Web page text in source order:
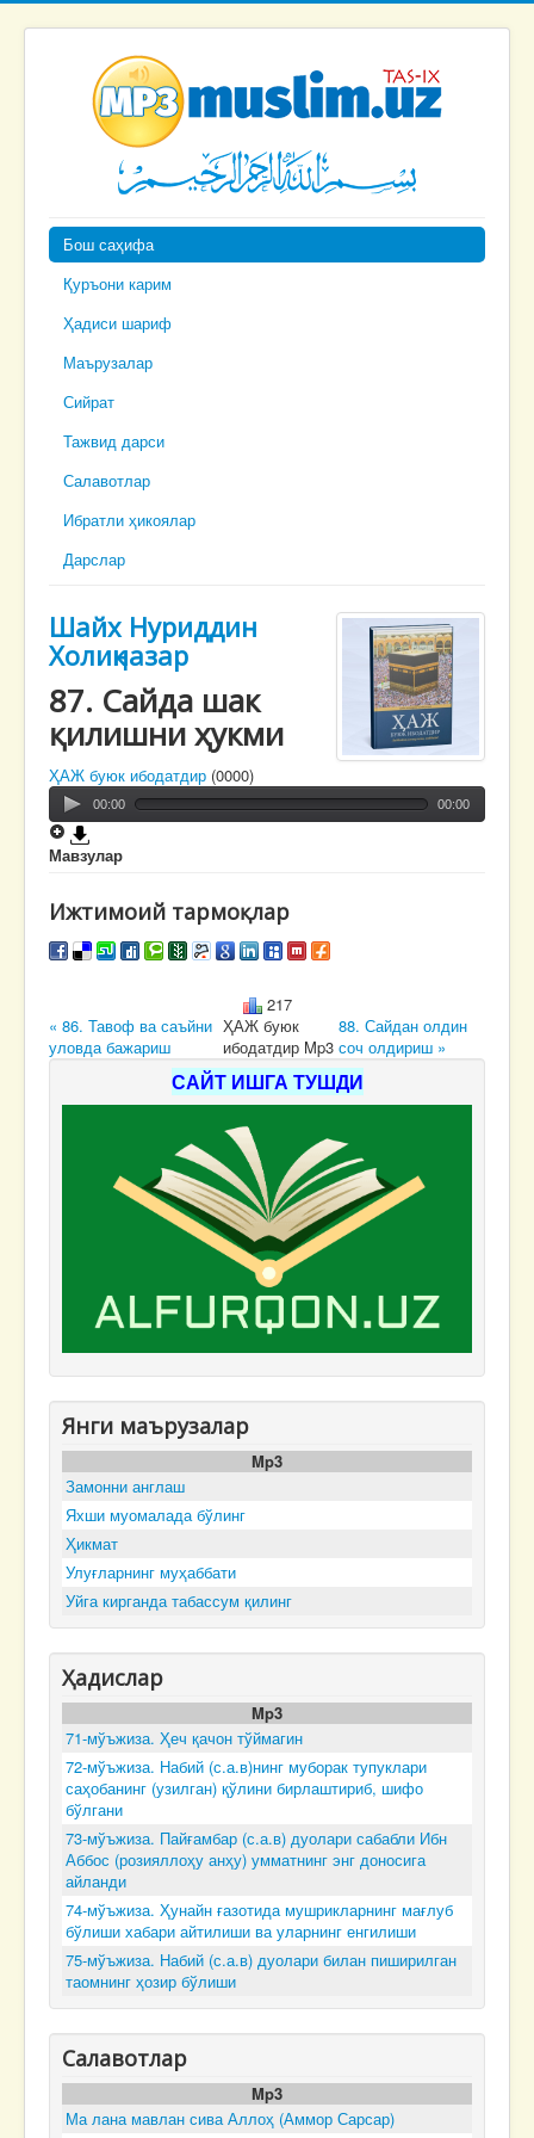
Бош саҳифа
Қуръони карим
Ҳадиси шариф
Маърузалар
Сийрат
Тажвид дарси
Салавотлар
Ибратли ҳикоялар
Дарслар
Шайх Нуриддин
Холиқназар
87. Сайда шак
қилишни ҳукми
ҲАЖ буюк ибодатдир (0000)
00:00 00:00
Мавзулар
Ижтимоий тармоқлар
217
« 86. Тавоф ва саъйни
уловда бажариш
ҲАЖ буюк
ибодатдир Mp3
88. Сайдан олдин
соч олдириш »
САЙТ ИШГА ТУШДИ
Янги маърузалар
Mp3
Замонни англаш
Яхши муомалада бўлинг
Ҳикмат
Улуғларнинг муҳаббати
Уйга кирганда табассум қилинг
Ҳадислар
Mp3
71-мўъжиза. Ҳеч қачон тўймагин
72-мўъжиза. Набий (с.а.в)нинг муборак тупуклари
саҳобанинг (узилган) қўлини бирлаштириб, шифо
бўлгани
73-мўъжиза. Пайғамбар (с.а.в) дуолари сабабли Ибн
Аббос (розияллоҳу анҳу) умматнинг энг доносига
айланди
74-мўъжиза. Ҳунайн ғазотида мушрикларнинг мағлуб
бўлиши хабари айтилиши ва уларнинг енгилиши
75-мўъжиза. Набий (с.а.в) дуолари билан пиширилган
таомнинг ҳозир бўлиши
Салавотлар
Mp3
Ма лана мавлан сива Аллоҳ (Аммор Сарсар)